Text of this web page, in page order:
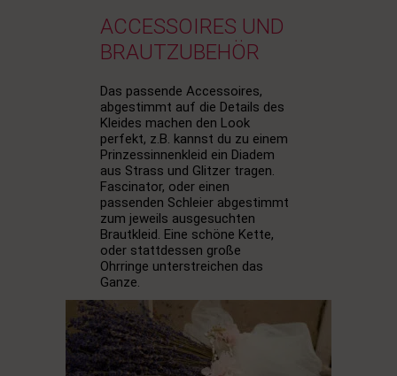
ACCESSOIRES UND
BRAUTZUBEHÖR
Das passende Accessoires,
abgestimmt auf die Details des
Kleides machen den Look
perfekt, z.B. kannst du zu einem
Prinzessinnenkleid ein Diadem
aus Strass und Glitzer tragen.
Fascinator, oder einen
passenden Schleier abgestimmt
zum jeweils ausgesuchten
Brautkleid. Eine schöne Kette,
oder stattdessen große
Ohrringe unterstreichen das
Ganze.